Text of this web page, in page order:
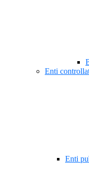
Enti
Enti